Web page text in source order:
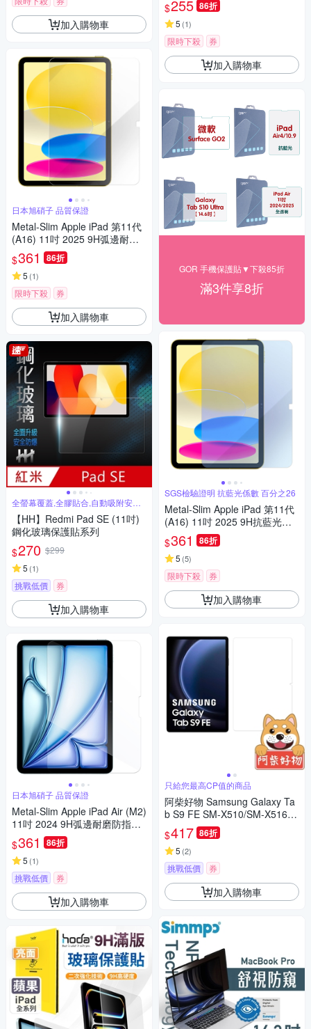
加入購物車
日本旭硝子 品質保證
Metal-Slim Apple iPad 第11代
(A16) 11吋 2025 9H弧邊耐磨
防指紋鋼化玻璃保護貼
$361 86折
5 (1)
限時下殺 券
加入購物車
全螢幕覆蓋,全膠貼合,自動吸附安裝
簡單
【HH】Redmi Pad SE (11吋)
鋼化玻璃保護貼系列
$270 $299
5 (1)
挑戰低價 券
加入購物車
日本旭硝子 品質保證
Metal-Slim Apple iPad Air (M2)
11吋 2024 9H弧邊耐磨防指紋
鋼化玻璃保護貼
$361 86折
5 (1)
挑戰低價 券
加入購物車
$255 86折
5 (1)
限時下殺 券
加入購物車
GOR 手機保護貼▼下殺85折
滿3件享8折
SGS檢驗證明 抗藍光係數 百分之26
Metal-Slim Apple iPad 第11代
(A16) 11吋 2025 9H抗藍光鋼
化玻璃保護貼
$361 86折
5 (5)
限時下殺 券
加入購物車
只給您最高CP值的商品
阿柴好物 Samsung Galaxy Ta
b S9 FE SM-X510/SM-X516 9
H鋼化玻璃保護貼
$417 86折
5 (2)
挑戰低價 券
加入購物車